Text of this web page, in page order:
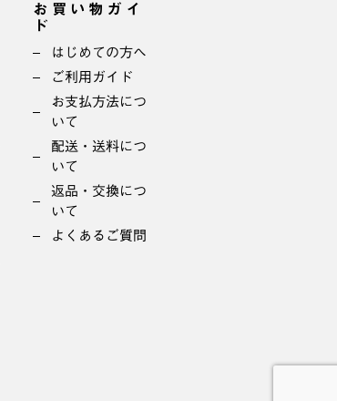
お買い物ガイ
ド
はじめての方へ
ご利用ガイド
お支払方法につ
いて
配送・送料につ
いて
返品・交換につ
いて
よくあるご質問